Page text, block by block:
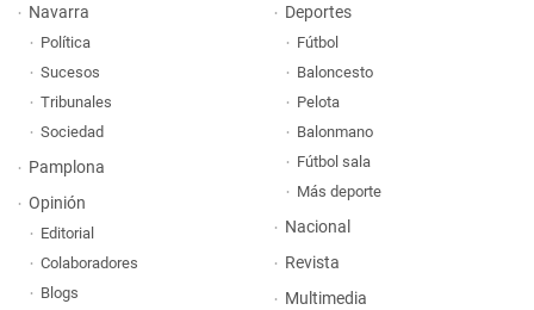
Navarra
Política
Sucesos
Tribunales
Sociedad
Pamplona
Opinión
Editorial
Colaboradores
Blogs
Deportes
Fútbol
Baloncesto
Pelota
Balonmano
Fútbol sala
Más deporte
Nacional
Revista
Multimedia